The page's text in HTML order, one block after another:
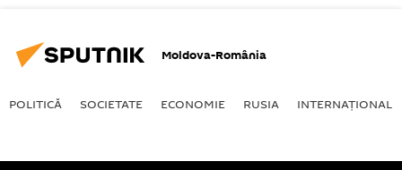
Moldova-România
POLITICĂ SOCIETATE ECONOMIE RUSIA INTERNAŢIONAL